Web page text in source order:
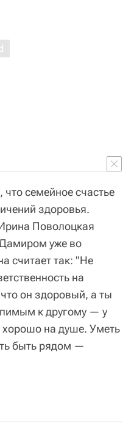
семейное счастье
здоровья.
Поволоцкая
уже во
считает так: "Не
на
он здоровый, а ты
к другому — у
хорошо на душе. Уметь
быть рядом —